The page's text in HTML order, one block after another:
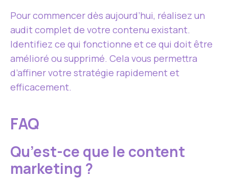
Pour commencer dès aujourd’hui, réalisez un
audit complet de votre contenu existant.
Identifiez ce qui fonctionne et ce qui doit être
amélioré ou supprimé. Cela vous permettra
d’affiner votre stratégie rapidement et
efficacement.
FAQ
Qu’est-ce que le content
marketing ?